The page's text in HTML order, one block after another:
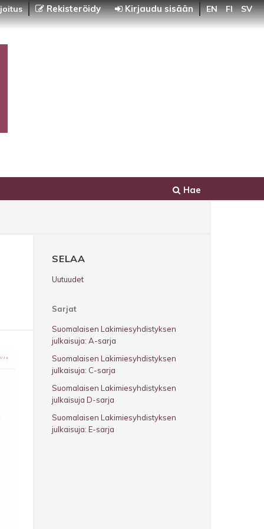
Hae
Rekisteröidy Kirjaudu sisään EN FI SV
SELAA
Uutuudet
Sarjat
Suomalaisen Lakimiesyhdistyksen
julkaisuja: A-sarja
Suomalaisen Lakimiesyhdistyksen
julkaisuja: C-sarja
Suomalaisen Lakimiesyhdistyksen
julkaisuja D-sarja
Suomalaisen Lakimiesyhdistyksen
julkaisuja: E-sarja